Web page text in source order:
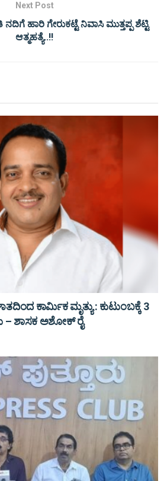
Next Post
ಹಾರಿ ಗೇರುಕಟ್ಟೆ ನಿವಾಸಿ ಮುತ್ತಪ್ಪ ಶೆಟ್ಟಿ
ಆತ್ಮಹತ್ಯೆ..!!
ಕಾರ್ಮಿಕ ಮೃತ್ಯು : ಕುಟುಂಬಕ್ಕೆ 3
– ಶಾಸಕ ಅಶೋಕ್ ರೈ